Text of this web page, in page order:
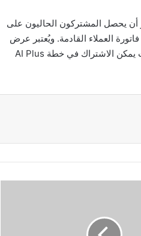
يحصل المشتركون الحاليون على
العملاء القادمة. ويُعتبر عرض
الحصول على ضعف سعة التخزين بنصف السعر فرصة مغرية يصعب رفضها، حيث يمكن الاشتراك في خطة AI Plus